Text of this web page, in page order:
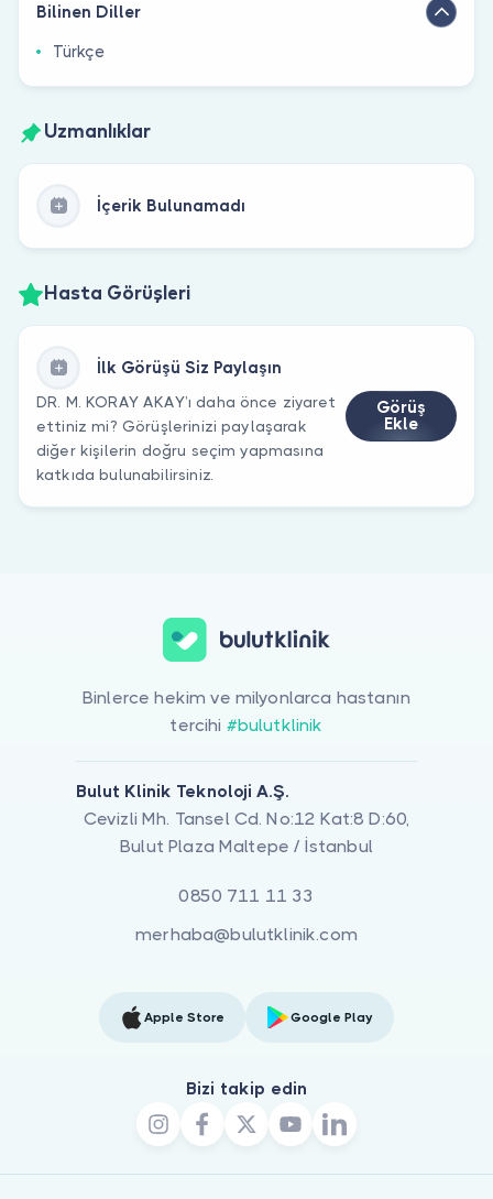
Bilinen Diller
Türkçe
Uzmanlıklar
İçerik Bulunamadı
Hasta Görüşleri
İlk Görüşü Siz Paylaşın
DR. M. KORAY AKAY’ı daha önce ziyaret
ettiniz mi? Görüşlerinizi paylaşarak
diğer kişilerin doğru seçim yapmasına
katkıda bulunabilirsiniz.
Görüş
Ekle
Binlerce hekim ve milyonlarca hastanın
tercihi #bulutklinik
Bulut Klinik Teknoloji A.Ş.
Cevizli Mh. Tansel Cd. No:12 Kat:8 D:60,
Bulut Plaza Maltepe / İstanbul
0850 711 11 33
merhaba@bulutklinik.com
Apple Store Google Play
Bizi takip edin